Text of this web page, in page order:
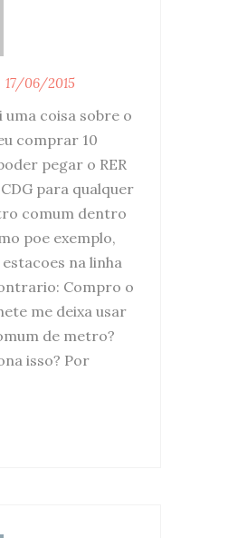
17/06/2015
uma coisa sobre o
comprar 10
pegar o RER
para qualquer
comum dentro
poe exemplo,
na linha
Compro o
me deixa usar
de metro?
isso? Por